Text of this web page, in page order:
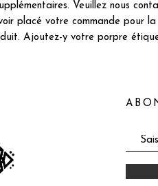
Veuillez nous
placé votre commande pour la
Ajoutez-y votre porpre